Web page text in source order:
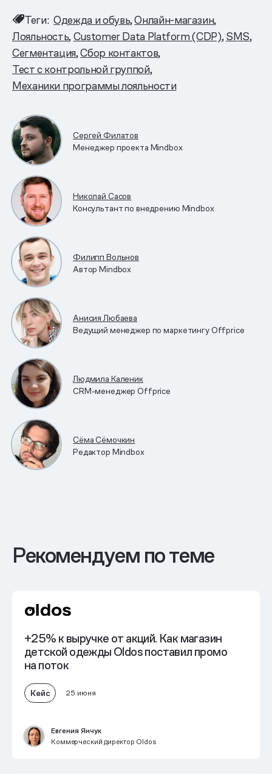
Теги: Одежда и обувь Онлайн-магазин
Лояльность Customer Data Platform (CDP) SMS
Сегментация Сбор контактов
Тест с контрольной группой
Механики программы лояльности
Сергей Филатов
Менеджер проекта Mindbox
Николай Сасов
Консультант по внедрению Mindbox
Филипп Вольнов
Автор Mindbox
Анисия Любаева
Ведущий менеджер по маркетингу Offprice
Людмила Каленик
CRM-менеджер Offprice
Сёма Сёмочкин
Редактор Mindbox
Рекомендуем по теме
+25% к выручке от акций. Как магазин
детской одежды Oldos поставил промо
на поток
Кейс 25 июня
Евгения Янчук
Коммерческий директор Oldos